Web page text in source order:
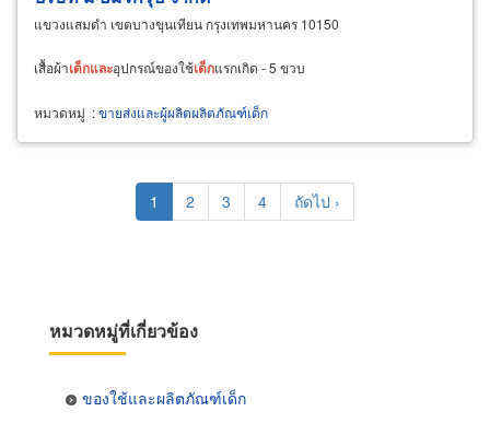
แขวงแสมดำ เขตบางขุนเทียน กรุงเทพมหานคร 10150
เสื้อผ้าเด็กและอุปกรณ์ของใช้เด็กแรกเกิด - 5 ขวบ
หมวดหมู่ :ขายส่งและผู้ผลิตผลิตภัณฑ์เด็ก
Current
page
1 Page
2 Page
3 Page
4
Next
page
ถัดไป ›
หมวดหมู่ที่เกี่ยวข้อง
ของใช้และผลิตภัณฑ์เด็ก